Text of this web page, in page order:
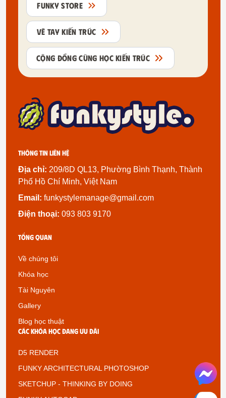
FUNKY STORE
VẼ TAY KIẾN TRÚC
CỘNG ĐỒNG CÙNG HỌC KIẾN TRÚC
Thông tin liên hệ
Địa chỉ: 209/8D QL13, Phường Bình Thạnh, Thành
Phố Hồ Chí Minh, Việt Nam
Email: funkystylemanage@gmail.com
Điện thoại: 093 803 9170
Tổng quan
Về chúng tôi
Khóa học
Tài Nguyên
Gallery
Blog học thuật
Các khóa học đang ưu đãi
D5 RENDER
FUNKY ARCHITECTURAL PHOTOSHOP
SKETCHUP - THINKING BY DOING